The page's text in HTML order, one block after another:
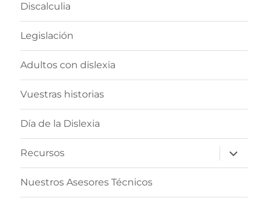
Discalculia
Legislación
Adultos con dislexia
Vuestras historias
Día de la Dislexia
Recursos
expande
el
menú
Nuestros Asesores Técnicos